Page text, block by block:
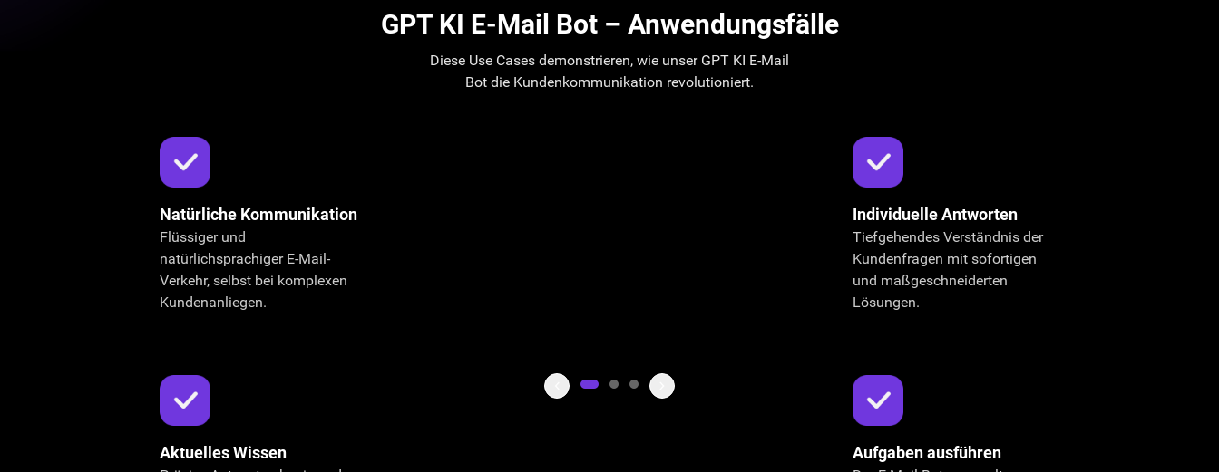
GPT KI E-Mail Bot – Anwendungsfälle
Diese Use Cases demonstrieren, wie unser GPT KI E-Mail
Bot die Kundenkommunikation revolutioniert.
Natürliche Kommunikation
Flüssiger und
natürlichsprachiger E-Mail-
Verkehr, selbst bei komplexen
Kundenanliegen.
Aktuelles Wissen
Individuelle Antworten
Tiefgehendes Verständnis der
Kundenfragen mit sofortigen
und maßgeschneiderten
Lösungen.
Aufgaben ausführen